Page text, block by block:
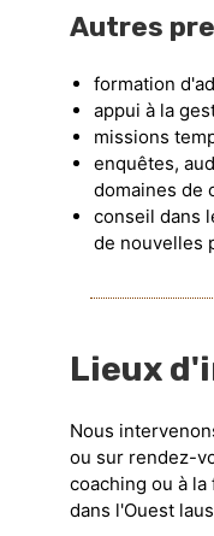
Autres
formation
appui à la
missions
enquêtes,
domaines de
conseil dans
de nouvelles
Lieux
Nous
ou sur rendez-
coaching ou à
dans l'Ouest